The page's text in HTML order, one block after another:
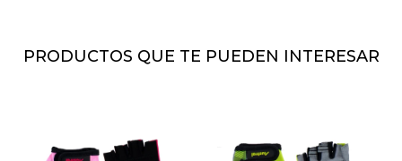
PRODUCTOS QUE TE PUEDEN INTERESAR